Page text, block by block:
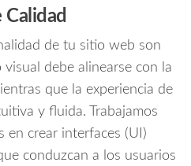
de tu sitio web son
debe alinearse con la
que la experiencia de
y fluida. Trabajamos
en crear interfaces (UI)
conduzcan a los usuarios